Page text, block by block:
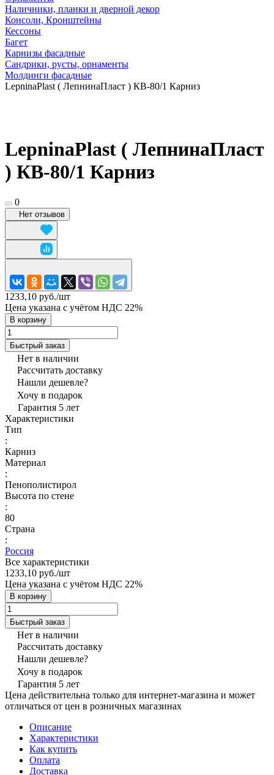
Наличники, планки и дверной декор
Консоли, Кронштейны
Кессоны
Багет
Карнизы фасадные
Сандрики, русты, орнаменты
Молдинги фасадные
LepninaPlast ( ЛепнинаПласт ) КВ-80/1 Карниз
LepninaPlast ( ЛепнинаПласт
) КВ-80/1 Карниз
0
Нет отзывов
1233,10 руб./шт
Цена указана с учётом НДС 22%
В корзину
Быстрый заказ
Нет в наличии
Рассчитать доставку
Нашли дешевле?
Хочу в подарок
Гарантия 5 лет
Характеристики
Тип
:
Карниз
Материал
:
Пенополистирол
Высота по стене
:
80
Страна
:
Россия
Все характеристики
1233,10 руб./шт
Цена указана с учётом НДС 22%
В корзину
Быстрый заказ
Нет в наличии
Рассчитать доставку
Нашли дешевле?
Хочу в подарок
Гарантия 5 лет
Цена действительна только для интернет-магазина и может
отличаться от цен в розничных магазинах
Описание
Характеристики
Как купить
Оплата
Доставка